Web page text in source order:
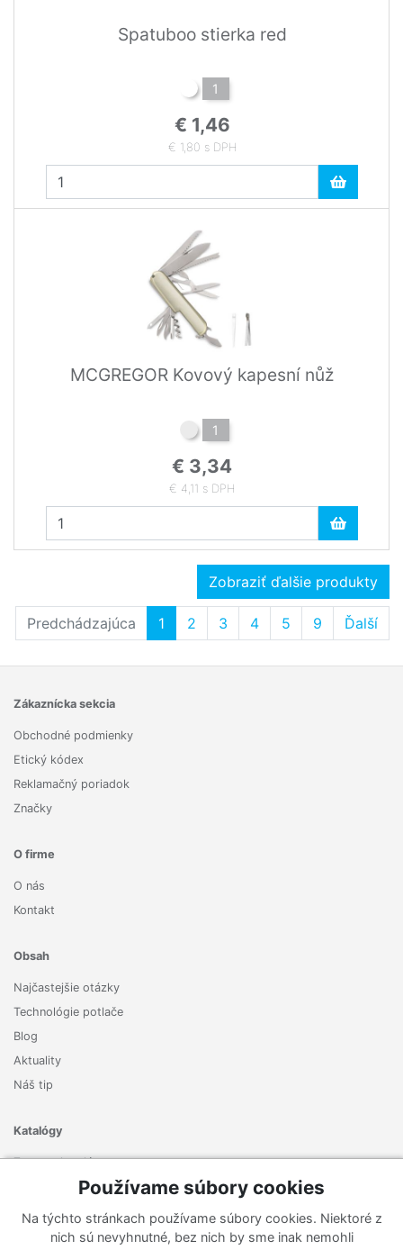
Spatuboo stierka red
1
€ 1,46
€ 1,80 s DPH
MCGREGOR Kovový kapesní nůž
1
€ 3,34
€ 4,11 s DPH
Zobraziť ďalšie produkty
Predchádzajúca 1 2 3 4 5 9 Ďalší
Zákaznícka sekcia
Obchodné podmienky
Etický kódex
Reklamačný poriadok
Značky
O firme
O nás
Kontakt
Obsah
Najčastejšie otázky
Technológie potlače
Blog
Aktuality
Náš tip
Katalógy
Zoznam katalógov
Zaregistrujte sa k odberu nášho newslettera a nenechajte si
Používame súbory cookies
Na týchto stránkach používame súbory cookies. Niektoré z
nich sú nevyhnutné, bez nich by sme inak nemohli